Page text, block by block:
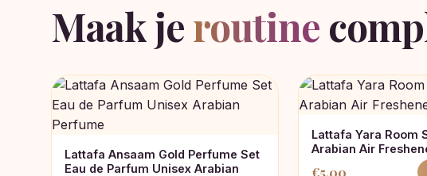
Maak jeroutine
Lattafa Ansaam Gold Perfume Set
Eau de Parfum Unisex Arabian
Lattafa Yara Room
Arabian Air
€5,00